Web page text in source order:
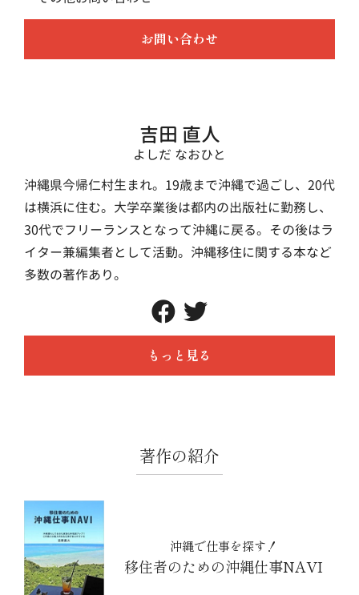
お問い合わせ
吉田 直人
よしだ なおひと
沖縄県今帰仁村生まれ。19歳まで沖縄で過ごし、20代
は横浜に住む。大学卒業後は都内の出版社に勤務し、
30代でフリーランスとなって沖縄に戻る。その後はラ
イター兼編集者として活動。沖縄移住に関する本など
多数の著作あり。
もっと見る
著作の紹介
沖縄で仕事を探す！
移住者のための沖縄仕事NAVI